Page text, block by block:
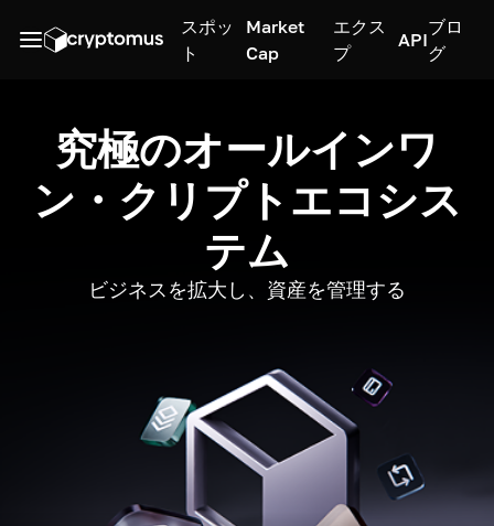
スポッ
ト
Market
Cap
エクス
プ
API
ブロ
グ
究極のオールインワ
ン・クリプトエコシス
テム
ビジネスを拡大し、資産を管理する